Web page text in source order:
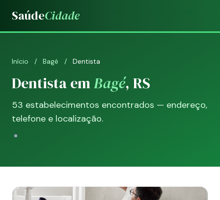
SaúdeCidade
Início / Bagé / Dentista
Dentista emBagé, RS
53 estabelecimentos encontrados — endereço,
telefone e localização.